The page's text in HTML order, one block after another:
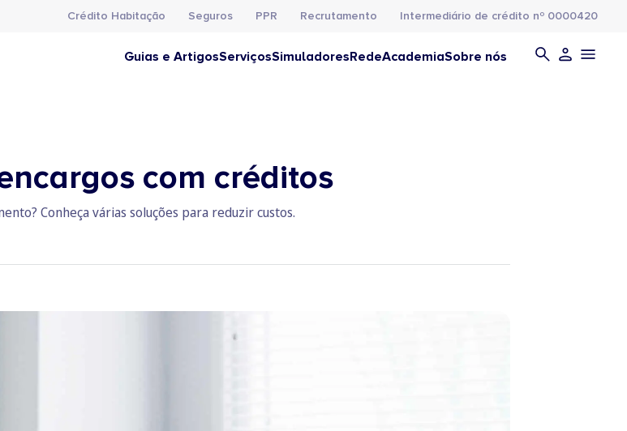
Crédito Habitação Seguros PPR Recrutamento Intermediário de crédito nº 0000420
Guias e ArtigosServiçosSimuladoresRedeAcademiaSobre nós
com créditos
Conheça várias soluções para reduzir custos.